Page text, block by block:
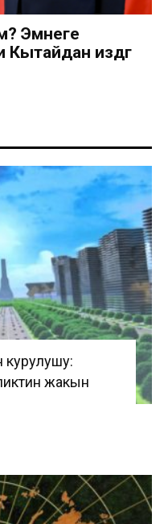
Эмнеге
издөөгө
жакын